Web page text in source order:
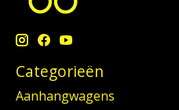
Categorieën
Aanhangwagens